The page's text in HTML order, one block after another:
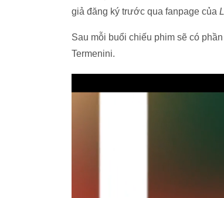
giả đăng ký trước qua fanpage của
Sau mỗi buổi chiếu phim sẽ có
Termenini.